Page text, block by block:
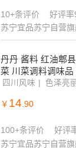
10+条评价
好评率
苏宁宜品苏宁自营
丹丹 酱料 红油郫
菜 川菜调料调味品
四川风味 色泽亮
￥ 14.90
100+条评价
好评
苏宁宜品苏宁自营